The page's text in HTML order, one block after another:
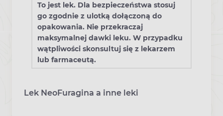
To jest lek. Dla bezpieczeństwa stosuj
go zgodnie z ulotką dołączoną do
opakowania. Nie przekraczaj
maksymalnej dawki leku. W przypadku
wątpliwości skonsultuj się z lekarzem
lub farmaceutą.
Lek NeoFuragina a inne leki